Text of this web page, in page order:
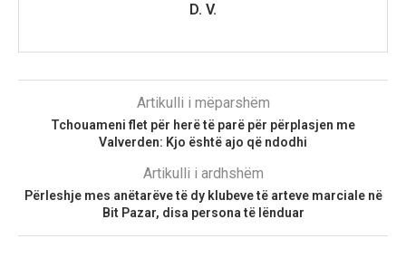
D. V.
Artikulli i mëparshëm
Tchouameni flet për herë të parë për përplasjen me
Valverden: Kjo është ajo që ndodhi
Artikulli i ardhshëm
Përleshje mes anëtarëve të dy klubeve të arteve marciale në
Bit Pazar, disa persona të lënduar